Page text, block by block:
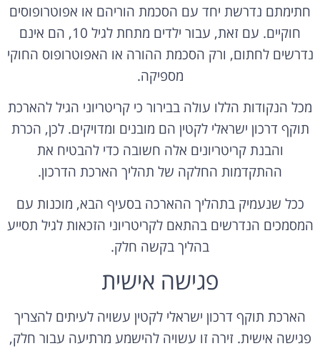
חתימתם נדרשת יחד עם הסכמת הוריהם או אפוטרופוסים
חוקיים. עם זאת, עבור ילדים מתחת לגיל 10, הם אינם
נדרשים לחתום, ורק הסכמת ההורה או האפוטרופוס החוקי
מספיקה.
מכל הנקודות הללו עולה בבירור כי קריטריוני הגיל להארכת
תוקף דרכון ישראלי לקטין הם מובנים ומדויקים. לכן, הכרת
והבנת קריטריונים אלה חשובה כדי להבטיח את
ההתקדמות החלקה של תהליך הארכת הדרכון.
ככל שנעמיק בתהליך ההארכה בסעיף הבא, מוכנות עם
המסמכים הנדרשים בהתאם לקריטריוני הזכאות לגיל תסייע
בהליך בקשה חלק.
פגישה אישית
הארכת תוקף דרכון ישראלי לקטין עשויה לעיתים להצריך
פגישה אישית. זירה זו עשויה להישמע מרתיעה עבור חלק,